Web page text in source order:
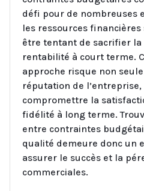
défi pour de nombreuses
les ressources
être tentant de sacrifier
rentabilité à court terme.
approche risque non
réputation de l’entreprise,
compromettre la
fidélité à long terme.
entre contraintes
qualité demeure donc un
assurer le succès et la
commerciales.